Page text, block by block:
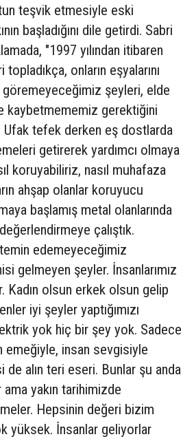
teşvik etmesiyle eski
başladığını dile getirdi. Sabri
"1997 yılından itibaren
onların eşyalarını
göremeyeceğimiz şeyleri, elde
kaybetmememiz gerektiğini
Ufak tefek derken eş dostlarda
getirerek yardımcı olmaya
koruyabiliriz, nasıl muhafaza
ahşap olanlar koruyucu
başlamış metal olanlarında
çalıştık.
edemeyeceğimiz
gelmeyen şeyler. İnsanlarımız
Kadın olsun erkek olsun gelip
iyi şeyler yaptığımızı
yok hiç bir şey yok. Sadece
emeğiyle, insan sevgisiyle
de alın teri eseri. Bunlar şu anda
yakın tarihimizde
Hepsinin değeri bizim
yüksek. İnsanlar geliyorlar